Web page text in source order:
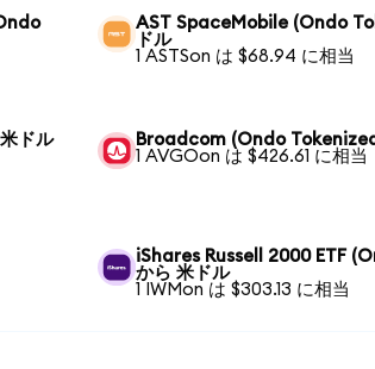
AST SpaceMobile (Ondo
ドル
1 ASTSon は $68.94 に相当
ドル
Broadcom (Ondo
1 AVGOon は $426.61 に相当
iShares Russell 2000 ETF
から 米ドル
1 IWMon は $303.13 に相当